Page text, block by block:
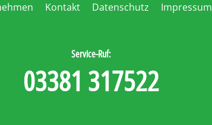
Kontakt Datenschutz Impressum
Service-Ruf:
03381 317522